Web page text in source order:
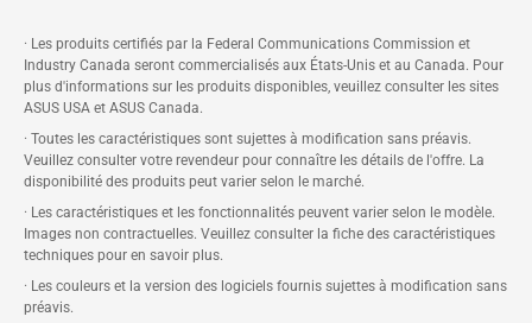
boîtier compact de 150 x 150 x
51 mm qui s'intègre partout,
permettant de traiter sans effort
des tâches d'IA exigeantes et des
rendus 3D complexes à partir
d'un appareil qui tient dans la
paume de votre main.
· Les produits certifiés par la Federal Communications Commission et
Industry Canada seront commercialisés aux États-Unis et au Canada. Pour
plus d'informations sur les produits disponibles, veuillez consulter les sites
ASUS USA et ASUS Canada.
· Toutes les caractéristiques sont sujettes à modification sans préavis.
Veuillez consulter votre revendeur pour connaître les détails de l'offre. La
disponibilité des produits peut varier selon le marché.
· Les caractéristiques et les fonctionnalités peuvent varier selon le modèle.
Images non contractuelles. Veuillez consulter la fiche des caractéristiques
techniques pour en savoir plus.
· Les couleurs et la version des logiciels fournis sujettes à modification sans
préavis.